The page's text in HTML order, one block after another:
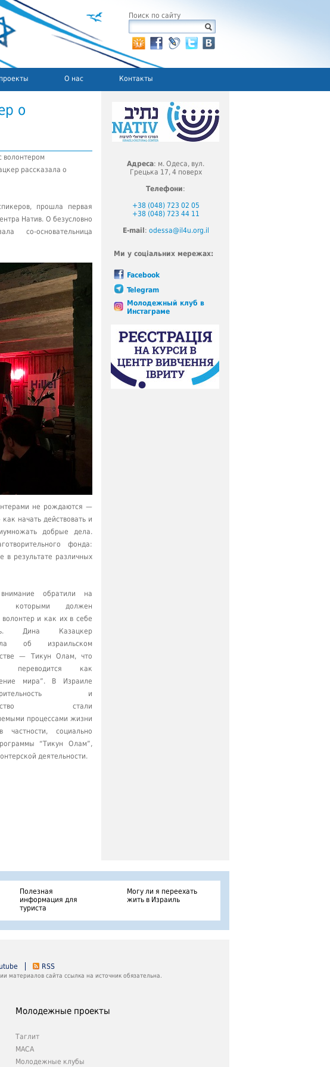
Поиск по сайту
О нас Контакты
о
волонтером
рассказала о
прошла первая
Натив. О безусловно
со-основательница
не рождаются —
начать действовать и
добрые дела.
фонда:
в результате различных
обратили на
которыми должен
волонтер и как их в себе
Дина Казацкер
об израильском
— Тикун Олам, что
переводится как
мира”. В Израиле
и
стали
процессами жизни
частности, социально
“Тикун Олам”,
деятельности.
Адреса: м. Одеса, вул.
Грецька 17, 4 поверх
Телефони:
+38 (048) 723 02 05
+38 (048) 723 44 11
E-mail : odessa@il4u.org.il
Ми у соціальних мережах:
Facebook
Telegram
Молодежный клуб в
Инстаграме
Полезная
информация для
туриста
Могу ли я переехать
жить в Израиль
RSS
сайта ссылка на источник обязательна.
Молодежные проекты
Таглит
МАСА
Молодежные клубы